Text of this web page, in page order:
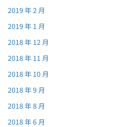
2019 年 2 月
2019 年 1 月
2018 年 12 月
2018 年 11 月
2018 年 10 月
2018 年 9 月
2018 年 8 月
2018 年 6 月